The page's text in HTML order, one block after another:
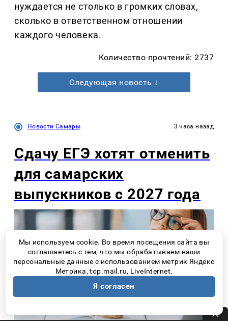
нуждается не столько в громких словах,
сколько в ответственном отношении
каждого человека.
Количество прочтений: 2737
Следующая новость ↓
Новости Самары 3 часа назад
Сдачу ЕГЭ хотят отменить
для самарских
выпускников с 2027 года
Мы используем cookie. Во время посещения сайта вы
соглашаетесь с тем, что мы обрабатываем ваши
персональные данные с использованием метрик Яндекс
Метрика, top.mail.ru, LiveInternet.
Я согласен